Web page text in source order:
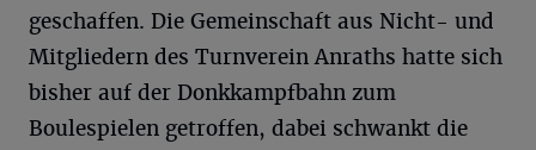
geschaffen. Die Gemeinschaft aus Nicht- und
Mitgliedern des Turnverein Anraths hatte sich
bisher auf der Donkkampfbahn zum
Boulespielen getroffen, dabei schwankt die